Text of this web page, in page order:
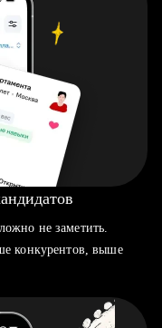
не заметить.
конкурентов, выше